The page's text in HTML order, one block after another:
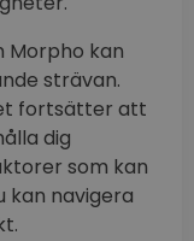
Morpho kan
strävan.
fortsätter att
dig
som kan
kan navigera